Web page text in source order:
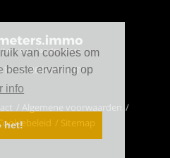
van cookies om
beste ervaring op
info
het!
- 2026 Portals BV
Algemene voorwaarden
Sitemap